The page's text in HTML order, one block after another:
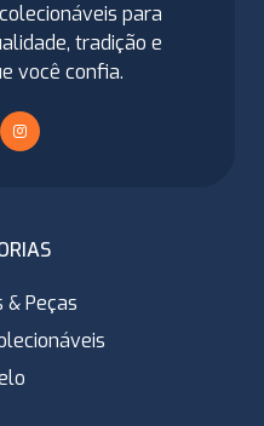
para
tradição e
você confia.
& Peças